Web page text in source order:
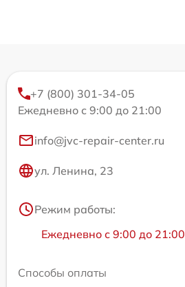
+7 (800) 301-34-05
Ежедневно с 9:00 до 21:00
info@jvc-repair-center.ru
ул. Ленина, 23
Режим работы:
Ежедневно с 9:00 до 21:00
Способы оплаты